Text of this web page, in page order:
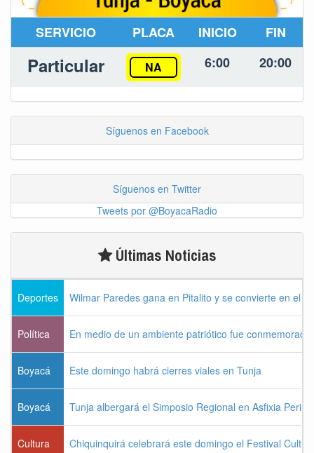
SERVICIO PLACA INICIO FIN
Particular NA 6:00 20:00
Síguenos en Facebook
Síguenos en Twitter
Tweets por @BoyacaRadio
Últimas Noticias
Deportes Wilmar Paredes gana en Pitalito y se convierte en el
Política En medio de un ambiente patriótico fue
Boyacá Este domingo habrá cierres viales en Tunja
Boyacá Tunja albergará el Simposio Regional en Asfixia
Cultura Chiquinquirá celebrará este domingo el Festival